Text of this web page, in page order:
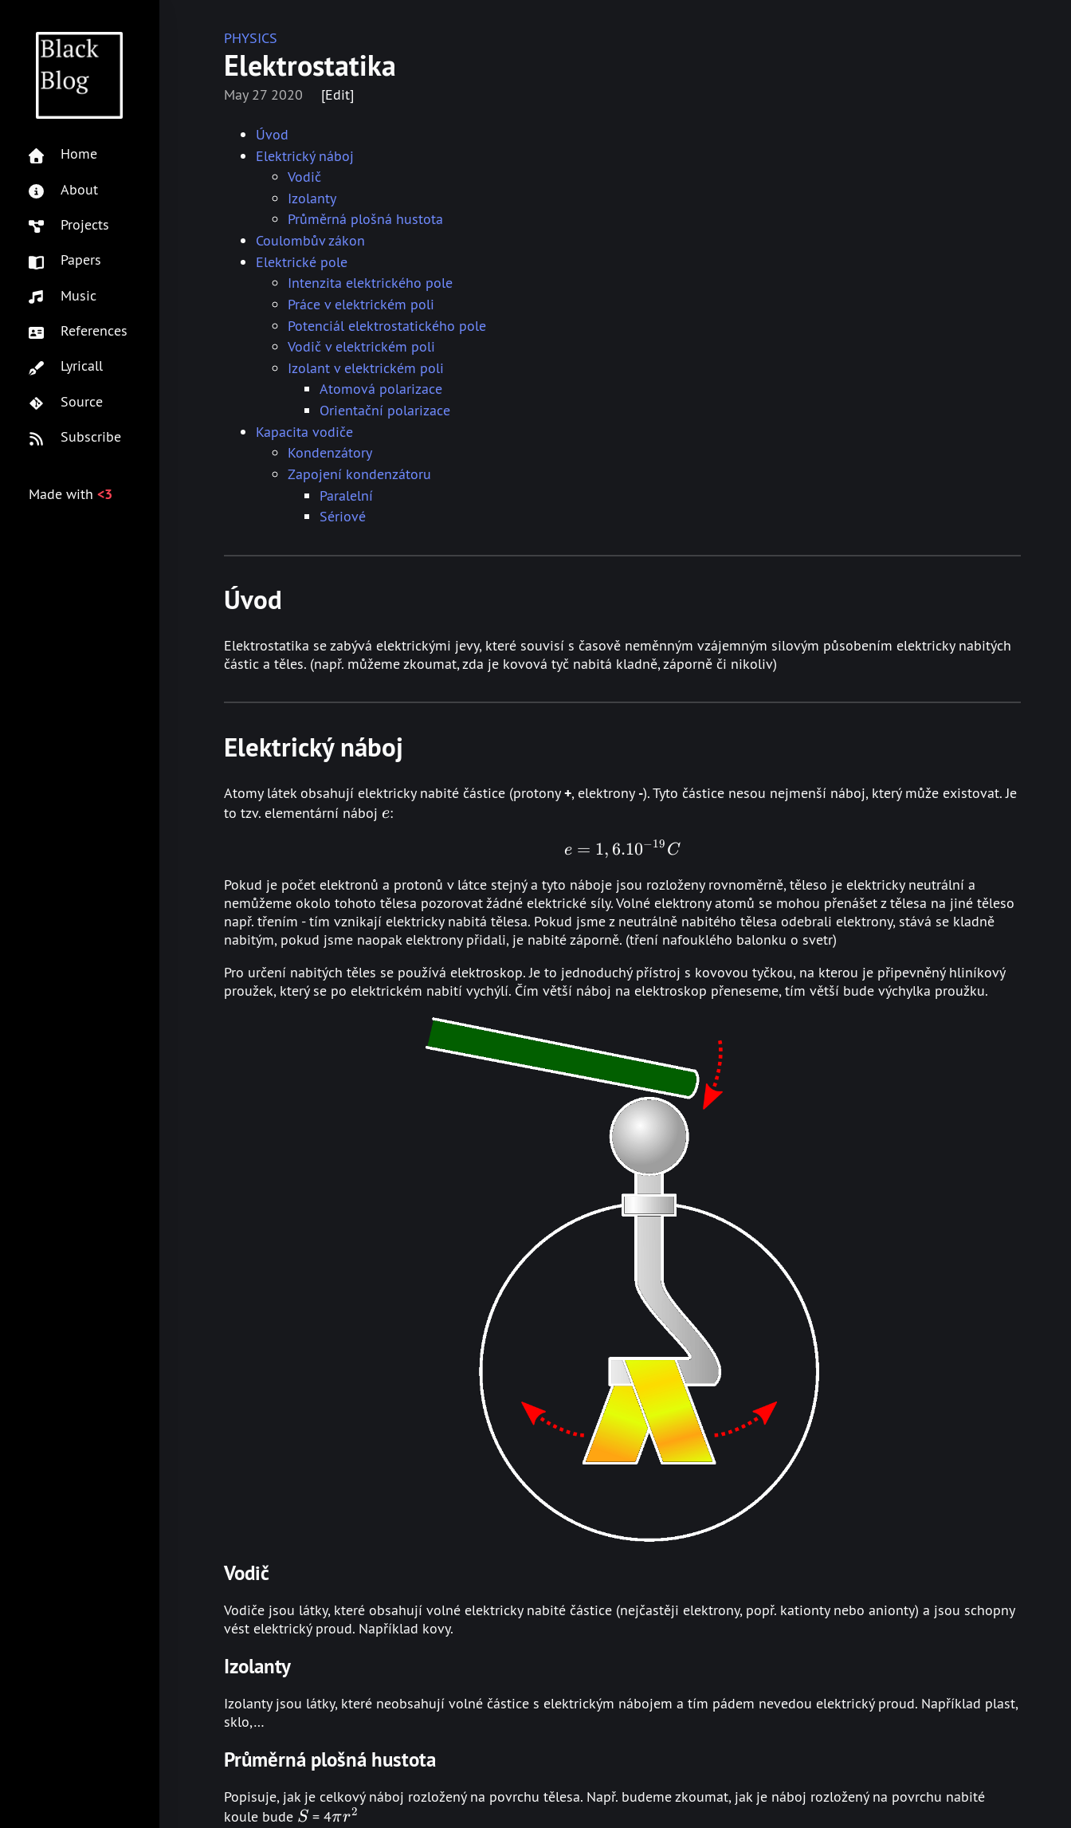
Home
About
Projects
Papers
Music
References
Lyricall
Source
Subscribe
Made with<3
PHYSICS
Elektrostatika
May 27 2020 [Edit]
Úvod
Elektrický náboj
Vodič
Izolanty
Průměrná plošná hustota
Coulombův zákon
Elektrické pole
Intenzita elektrického pole
Práce v elektrickém poli
Potenciál elektrostatického pole
Vodič v elektrickém poli
Izolant v elektrickém poli
Atomová polarizace​
Orientační polarizace
Kapacita vodiče
Kondenzátory
Zapojení kondenzátoru
Paralelní
Sériové
Úvod
Elektrostatika​ se zabývá elektrickými jevy, které souvisí s časově neměnným vzájemným silovým působením elektricky nabitých
částic a těles. (např. můžeme zkoumat, zda je kovová tyč nabitá kladně, záporně či nikoliv)
Elektrický náboj
Atomy látek obsahují elektricky nabité částice (protony+, elektrony -). Tyto částice nesou nejmenší náboj, který může existovat. Je
to tzv. elementární náboj e
e:
e = 1,6 .10^{-19}C
e = 1, 6.10−19 C
Pokud je počet elektronů a protonů v látce stejný a tyto náboje jsou rozloženy rovnoměrně, těleso je elektricky neutrální a
nemůžeme okolo tohoto tělesa pozorovat žádné elektrické síly. Volné elektrony atomů se mohou přenášet z tělesa na jiné těleso
např. třením - tím vznikají elektricky nabitá tělesa. Pokud jsme z neutrálně nabitého tělesa odebrali elektrony, stává se kladně
nabitým, pokud jsme naopak elektrony přidali, je nabité záporně. (tření nafouklého balonku o svetr)
Pro určení nabitých těles se používá elektroskop. Je to jednoduchý přístroj s kovovou tyčkou, na kterou je připevněný hliníkový
proužek, který se po elektrickém nabití vychýlí. Čím větší náboj na elektroskop přeneseme, tím větší bude výchylka proužku.
Vodič
Vodiče jsou látky, které obsahují volné elektricky nabité částice (nejčastěji elektrony, popř. kationty nebo anionty) a jsou schopny
vést elektrický proud. Například kovy.
Izolanty
Izolanty jsou látky, které neobsahují volné částice s elektrickým nábojem a tím pádem nevedou elektrický proud. Například plast,
sklo,…
Průměrná plošná hustota
Popisuje, jak je celkový náboj rozložený na povrchu tělesa. Např. budeme zkoumat, jak je náboj rozložený na povrchu nabité
koule bude S
S = 4\pi
πr2